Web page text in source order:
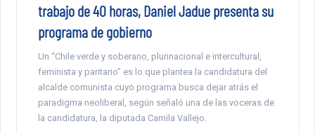
trabajo de 40 horas, Daniel Jadue presenta su
programa de gobierno
Un “Chile verde y soberano, plurinacional e intercultural,
feminista y paritario” es lo que plantea la candidatura del
alcalde comunista cuyo programa busca dejar atrás el
paradigma neoliberal, según señaló una de las voceras de
la candidatura, la diputada Camila Vallejo.